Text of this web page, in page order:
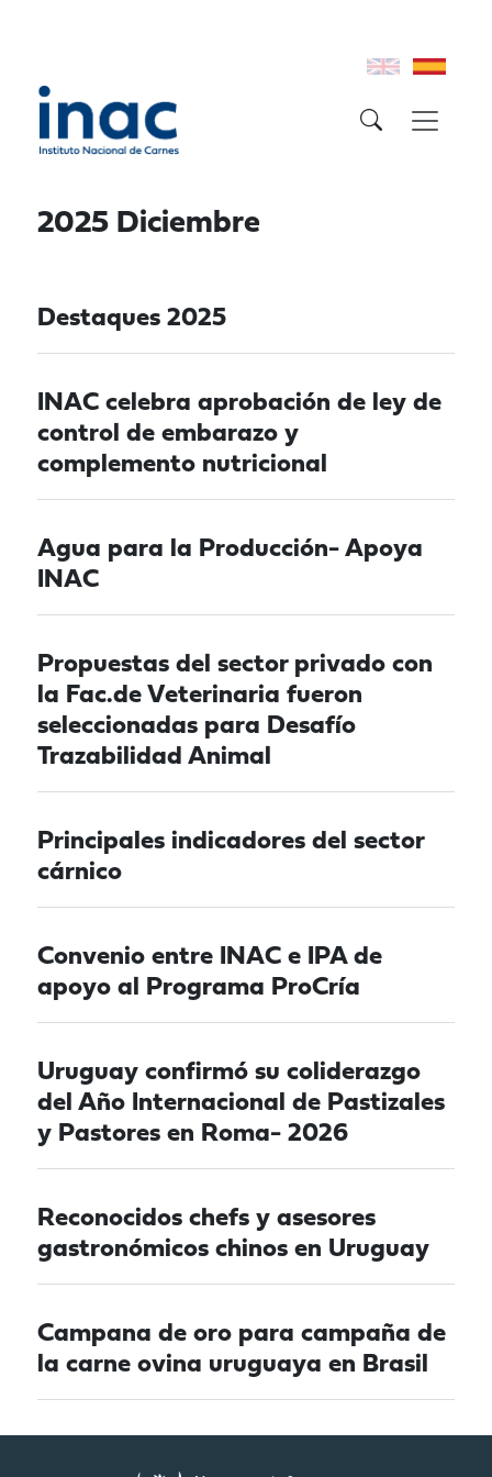
2025 Diciembre
Destaques 2025
INAC celebra aprobación de ley de
control de embarazo y
complemento nutricional
Agua para la Producción- Apoya
INAC
Propuestas del sector privado con
la Fac.de Veterinaria fueron
seleccionadas para Desafío
Trazabilidad Animal
Principales indicadores del sector
cárnico
Convenio entre INAC e IPA de
apoyo al Programa ProCría
Uruguay confirmó su coliderazgo
del Año Internacional de Pastizales
y Pastores en Roma- 2026
Reconocidos chefs y asesores
gastronómicos chinos en Uruguay
Campana de oro para campaña de
la carne ovina uruguaya en Brasil